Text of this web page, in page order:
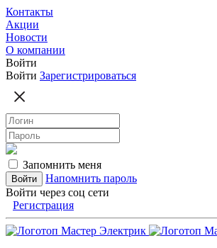
Контакты
Акции
Новости
О компании
Войти
Войти Зарегистрироваться
Запомнить меня
Напомнить пароль
Войти через соц сети
Регистрация